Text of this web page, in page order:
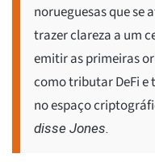
norueguesas que se
trazer clareza a um
emitir as primeiras
como tributar DeFi e
no espaço
disse Jones.